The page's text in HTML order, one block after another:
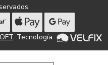
. Tecnología